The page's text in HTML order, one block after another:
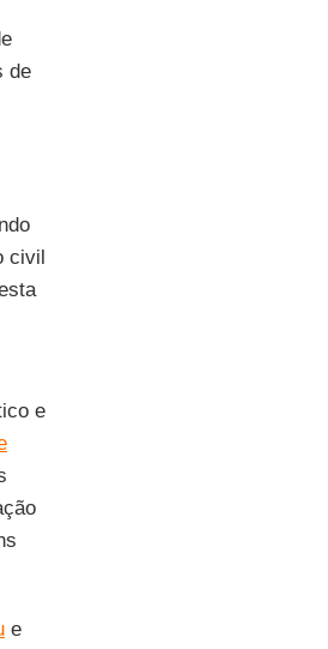
de
civil
e
e